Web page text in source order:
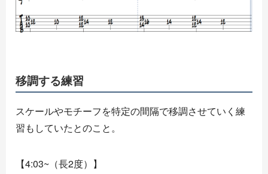
移調する練習
スケールやモチーフを特定の間隔で移調させていく練
習もしていたとのこと。
【4:03~（長2度）】